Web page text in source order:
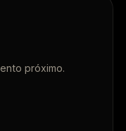
próximo.